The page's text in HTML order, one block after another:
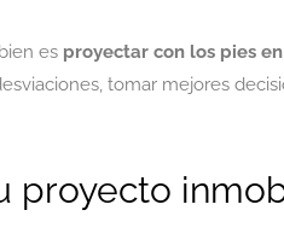
es proyectar con los pies
tomar mejores
proyecto